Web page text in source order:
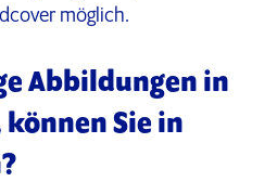
möglich.
Abbildungen in
Sie in